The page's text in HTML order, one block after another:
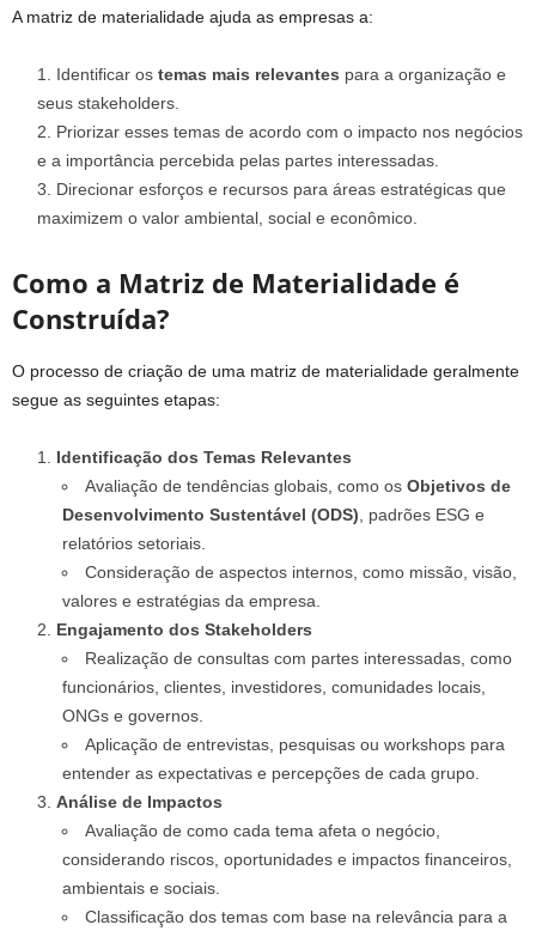
A matriz de materialidade ajuda as empresas a:
Identificar os temas mais relevantes para a organização e
seus stakeholders.
Priorizar esses temas de acordo com o impacto nos negócios
e a importância percebida pelas partes interessadas.
Direcionar esforços e recursos para áreas estratégicas que
maximizem o valor ambiental, social e econômico.
Como a Matriz de Materialidade é
Construída?
O processo de criação de uma matriz de materialidade geralmente
segue as seguintes etapas:
Identificação dos Temas Relevantes
Avaliação de tendências globais, como os Objetivos de
Desenvolvimento Sustentável (ODS) , padrões ESG e
relatórios setoriais.
Consideração de aspectos internos, como missão, visão,
valores e estratégias da empresa.
Engajamento dos Stakeholders
Realização de consultas com partes interessadas, como
funcionários, clientes, investidores, comunidades locais,
ONGs e governos.
Aplicação de entrevistas, pesquisas ou workshops para
entender as expectativas e percepções de cada grupo.
Análise de Impactos
Avaliação de como cada tema afeta o negócio,
considerando riscos, oportunidades e impactos financeiros,
ambientais e sociais.
Classificação dos temas com base na relevância para a